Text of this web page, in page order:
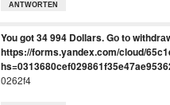
ANTWORTEN
You got 34 994 Dollars. Gо tо
https://forms.yandex.com/cloud/
0262f4